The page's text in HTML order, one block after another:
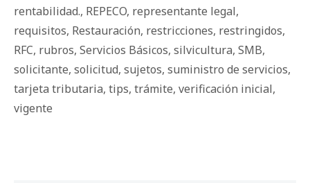
rentabilidad., REPECO, representante legal,
requisitos, Restauración, restricciones, restringidos,
RFC, rubros, Servicios Básicos, silvicultura, SMB,
solicitante, solicitud, sujetos, suministro de servicios,
tarjeta tributaria, tips, trámite, verificación inicial,
vigente